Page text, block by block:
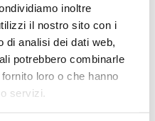
inoltre
il nostro sito con i
analisi dei dati web,
potrebbero combinarle
loro o che hanno
servizi.
a pronunciare suoni
parlato difficile da